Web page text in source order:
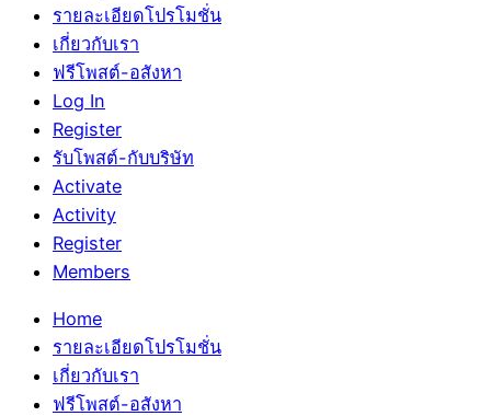
รายละเอียดโปรโมชั่น
เกี่ยวกับเรา
ฟรีโพสต์-อสังหา
Log In
Register
รับโพสต์-กับบริษัท
Activate
Activity
Register
Members
Home
รายละเอียดโปรโมชั่น
เกี่ยวกับเรา
ฟรีโพสต์-อสังหา